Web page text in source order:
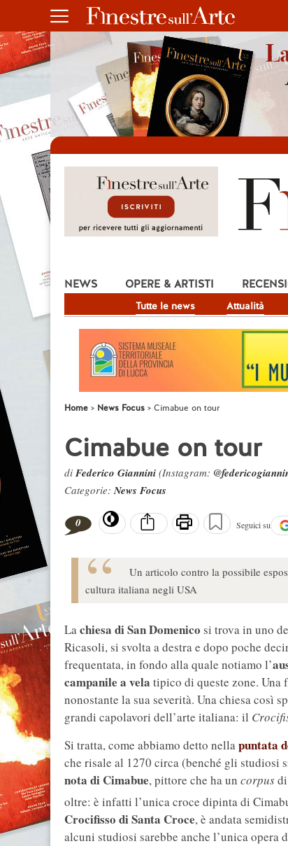
NEWS
Tutte le news Attualità
OPERE & ARTISTI
Home News Focus Cimabue on tour
Cimabue on tour
di Federico Giannini (Instagram:
Categorie:News Focus
0 Seguici su
Un articolo contro la possibile
cultura italiana negli USA
Lachiesa di San Domenico si trova in uno
Ricasoli, si svolta a destra e dopo poche
frequentata, in fondo alla quale notiamo l’
campanile a vela tipico di queste zone. Una
nonostante la sua severità. Una chiesa così
grandi capolavori dell’arte italiana: il
Si tratta, come abbiamo detto nellapuntata
che risale al 1270 circa (benché gli studiosi
nota di Cimabue, pittore che ha un corpus
oltre: è infatti l’unica croce dipinta di
Crocifisso di Santa Croce, è andata
alcuni studiosi sarebbe anche l’unica opera